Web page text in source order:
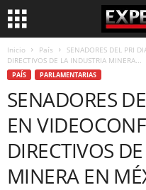
Inicio País
SENADORES DEL PRI
DIRECTIVOS DE LA INDUSTRIA MINERA...
PAÍS PARLAMENTARIAS
SENADORES
EN
DIRECTIVOS
MINERA EN